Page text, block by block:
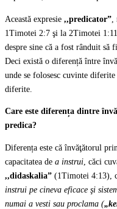
Această expresie ,,predicator”
1Timotei 2:7 şi la 2Timotei
despre sine că a fost rânduit să
Deci există o diferență între
unde se folosesc cuvinte
diferite.
Care este diferența dintre
predica?
Diferența este că învăţătorul
capacitatea de a instrui , căci
,,didaskalia” (1Timotei 4:13),
instrui pe cineva eficace şi
numai a vesti sau proclama (